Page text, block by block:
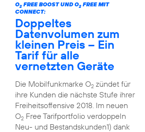
O2FREE BOOST UND O2FREE MIT
CONNECT:
Doppeltes
Datenvolumen zum
kleinen Preis – Ein
Tarif für alle
vernetzten Geräte
Die Mobilfunkmarke O2zündet für
ihre Kunden die nächste Stufe ihrer
Freiheitsoffensive 2018. Im neuen
O2Free Tarifportfolio verdoppeln
Neu- und Bestandskunden1) dank